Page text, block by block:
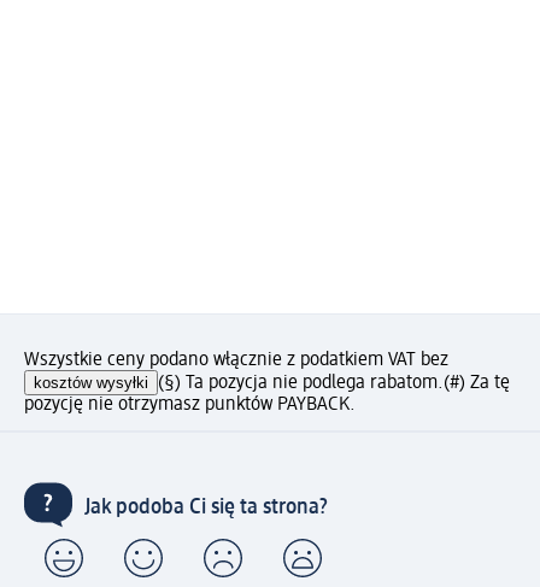
Wszystkie ceny podano włącznie z podatkiem VAT bez
kosztów wysyłki (§) Ta pozycja nie podlega rabatom.(#) Za tę
pozycję nie otrzymasz punktów PAYBACK.
Jak podoba Ci się ta strona?